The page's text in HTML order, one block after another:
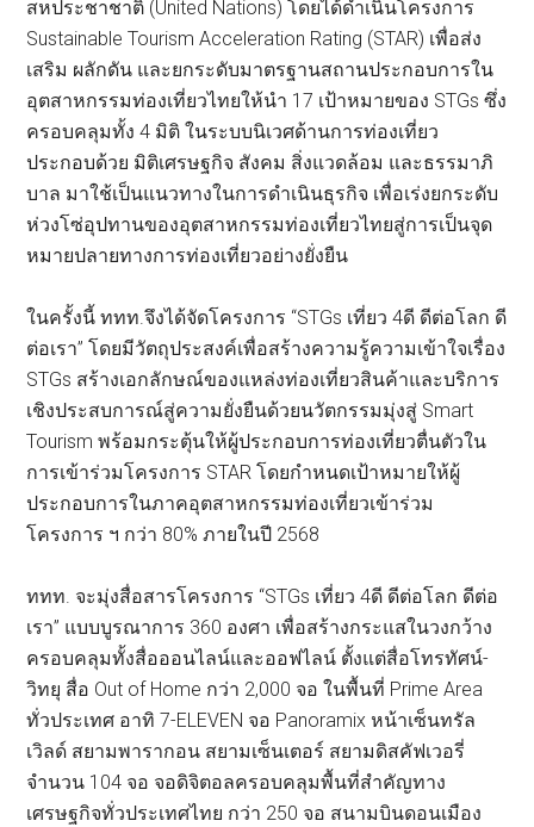
สหประชาชาติ (United Nations) โดยได้ดำเนินโครงการ
Sustainable Tourism Acceleration Rating (STAR) เพื่อส่ง
เสริม ผลักดัน และยกระดับมาตรฐานสถานประกอบการใน
อุตสาหกรรมท่องเที่ยวไทยให้นำ 17 เป้าหมายของ STGs ซึ่ง
ครอบคลุมทั้ง 4 มิติ ในระบบนิเวศด้านการท่องเที่ยว
ประกอบด้วย มิติเศรษฐกิจ สังคม สิ่งแวดล้อม และธรรมาภิ
บาล มาใช้เป็นแนวทางในการดำเนินธุรกิจ เพื่อเร่งยกระดับ
ห่วงโซ่อุปทานของอุตสาหกรรมท่องเที่ยวไทยสู่การเป็นจุด
หมายปลายทางการท่องเที่ยวอย่างยั่งยืน
ในครั้งนี้ ททท.จึงได้จัดโครงการ “STGs เที่ยว 4ดี ดีต่อโลก ดี
ต่อเรา” โดยมีวัตถุประสงค์เพื่อสร้างความรู้ความเข้าใจเรื่อง
STGs สร้างเอกลักษณ์ของแหล่งท่องเที่ยวสินค้าและบริการ
เชิงประสบการณ์สู่ความยั่งยืนด้วยนวัตกรรมมุ่งสู่ Smart
Tourism พร้อมกระตุ้นให้ผู้ประกอบการท่องเที่ยวตื่นตัวใน
การเข้าร่วมโครงการ STAR โดยกำหนดเป้าหมายให้ผู้
ประกอบการในภาคอุตสาหกรรมท่องเที่ยวเข้าร่วม
โครงการ ฯ กว่า 80% ภายในปี 2568
ททท. จะมุ่งสื่อสารโครงการ “STGs เที่ยว 4ดี ดีต่อโลก ดีต่อ
เรา” แบบบูรณาการ 360 องศา เพื่อสร้างกระแสในวงกว้าง
ครอบคลุมทั้งสื่อออนไลน์และออฟไลน์ ตั้งแต่สื่อโทรทัศน์-
วิทยุ สื่อ Out of Home กว่า 2,000 จอ ในพื้นที่ Prime Area
ทั่วประเทศ อาทิ 7-ELEVEN จอ Panoramix หน้าเซ็นทรัล
เวิลด์ สยามพารากอน สยามเซ็นเตอร์ สยามดิสคัฟเวอรี่
จำนวน 104 จอ จอดิจิตอลครอบคลุมพื้นที่สำคัญทาง
เศรษฐกิจทั่วประเทศไทย กว่า 250 จอ สนามบินดอนเมือง